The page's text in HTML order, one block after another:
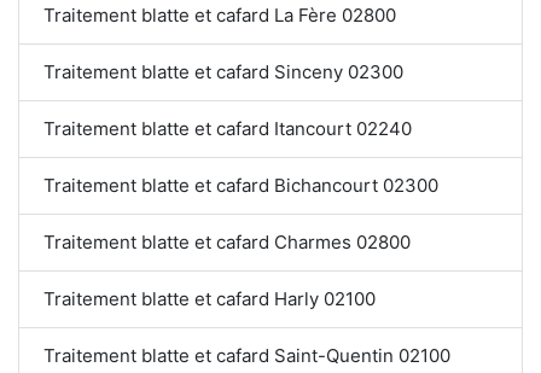
Traitement blatte et cafard La Fère 02800
Traitement blatte et cafard Sinceny 02300
Traitement blatte et cafard Itancourt 02240
Traitement blatte et cafard Bichancourt 02300
Traitement blatte et cafard Charmes 02800
Traitement blatte et cafard Harly 02100
Traitement blatte et cafard Saint-Quentin 02100